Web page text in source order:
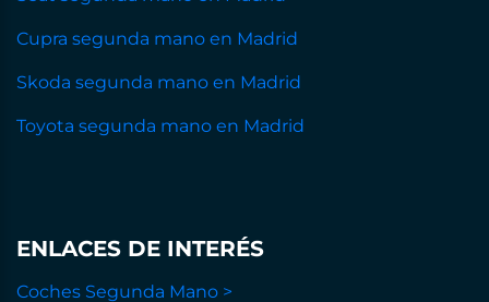
Cupra segunda mano en Madrid
Skoda segunda mano en Madrid
Toyota segunda mano en Madrid
ENLACES DE INTERÉS
Coches Segunda Mano >